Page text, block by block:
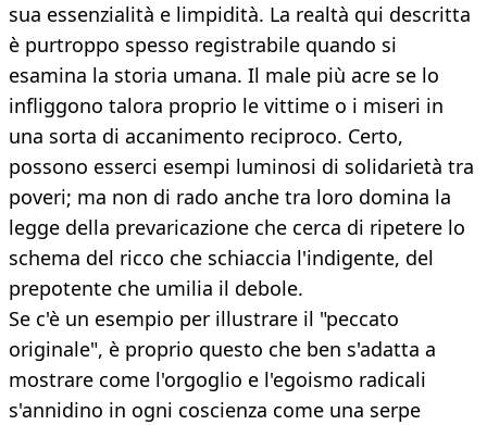
sua essenzialità e limpidità. La realtà qui descritta
è purtroppo spesso registrabile quando si
esamina la storia umana. Il male più acre se lo
infliggono talora proprio le vittime o i miseri in
una sorta di accanimento reciproco. Certo,
possono esserci esempi luminosi di solidarietà tra
poveri; ma non di rado anche tra loro domina la
legge della prevaricazione che cerca di ripetere lo
schema del ricco che schiaccia l'indigente, del
prepotente che umilia il debole.
Se c'è un esempio per illustrare il "peccato
originale", è proprio questo che ben s'adatta a
mostrare come l'orgoglio e l'egoismo radicali
s'annidino in ogni coscienza come una serpe